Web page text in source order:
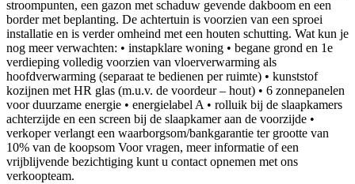
stroompunten, een gazon met schaduw gevende dakboom en een
border met beplanting. De achtertuin is voorzien van een sproei
installatie en is verder omheind met een houten schutting. Wat kun je
nog meer verwachten: • instapklare woning • begane grond en 1e
verdieping volledig voorzien van vloerverwarming als
hoofdverwarming (separaat te bedienen per ruimte) • kunststof
kozijnen met HR glas (m.u.v. de voordeur – hout) • 6 zonnepanelen
voor duurzame energie • energielabel A • rolluik bij de slaapkamers
achterzijde en een screen bij de slaapkamer aan de voorzijde •
verkoper verlangt een waarborgsom/bankgarantie ter grootte van
10% van de koopsom Voor vragen, meer informatie of een
vrijblijvende bezichtiging kunt u contact opnemen met ons
verkoopteam.